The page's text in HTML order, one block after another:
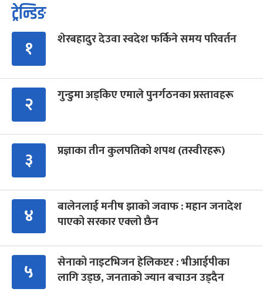
ट्रेन्डिङ
१ शेरबहादुर देउवा स्वदेश फर्किने समय परिवर्तन
२ गुन्डुमा अड्किए एमाले पुनर्गठनका प्रस्तावहरू
३ प्रज्ञाका तीन कुलपतिको शपथ (तस्वीरहरू)
४
बालेनलाई मनीष झाको जवाफ : महान जनादेश
पाएको सरकार एक्लो छैन
५
सेनाको नाइटभिजन हेलिकप्टर : भीआईपीका
लागि उड्छ, जनताको ज्यान बचाउन उड्दैन